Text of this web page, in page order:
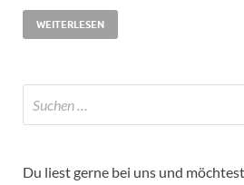
WEITERLESEN
Du liest gerne bei uns und